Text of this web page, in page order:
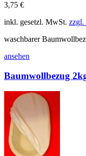
3,75 €
inkl. gesetzl. MwSt. zzgl.
waschbarer
ansehen
Baumwollbezug